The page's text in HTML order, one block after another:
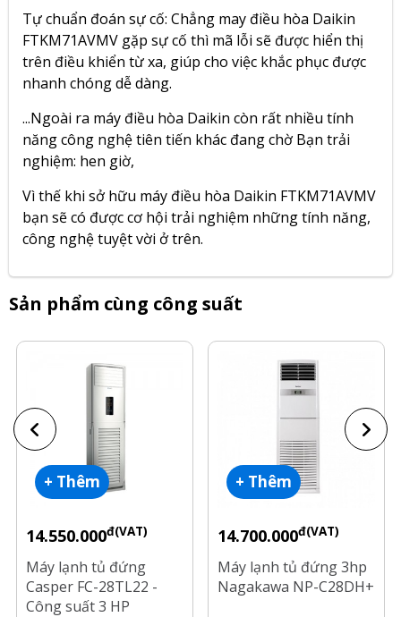
Tự chuẩn đoán sự cố: Chẳng may điều hòa Daikin
FTKM71AVMV gặp sự cố thì mã lỗi sẽ được hiển thị
trên điều khiển từ xa, giúp cho việc khắc phục được
nhanh chóng dễ dàng.
...Ngoài ra máy điều hòa Daikin còn rất nhiều tính
năng công nghệ tiên tiến khác đang chờ Bạn trải
nghiệm: hen giờ,
Vì thế khi sở hữu máy điều hòa Daikin FTKM71AVMV
bạn sẽ có được cơ hội trải nghiệm những tính năng,
công nghệ tuyệt vời ở trên.
Sản phẩm cùng công suất
+ Thêm
14.550.000đ(VAT)
Máy lạnh tủ đứng
Casper FC-28TL22 -
Công suất 3 HP
+ Thêm
14.700.000đ(VAT)
Máy lạnh tủ đứng 3hp
Nagakawa NP-C28DH+